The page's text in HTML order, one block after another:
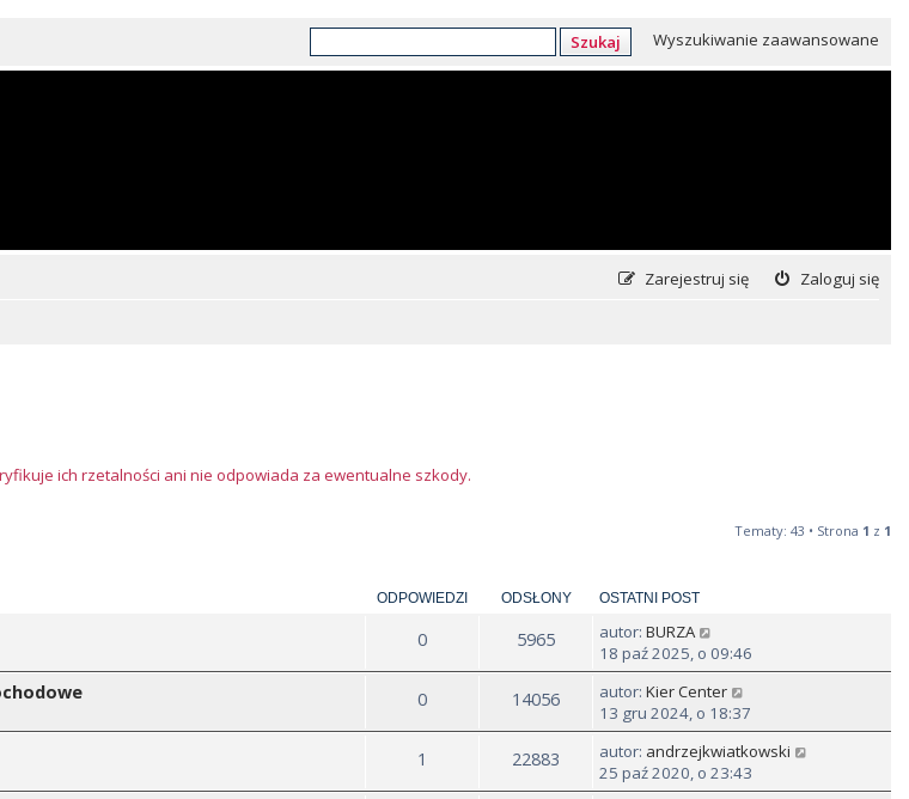
Szukaj Wyszukiwanie zaawansowane
Zaloguj się
Zarejestruj się
ich rzetalności ani nie odpowiada za ewentualne szkody.
Tematy: 43 • Strona 1 z 1
ODPOWIEDZI ODSŁONY OSTATNI POST
0 5965 autor: BURZA
18 paź 2025, o 09:46
0 14056 autor: Kier Center
13 gru 2024, o 18:37
1 22883 autor: andrzejkwiatkowski
25 paź 2020, o 23:43